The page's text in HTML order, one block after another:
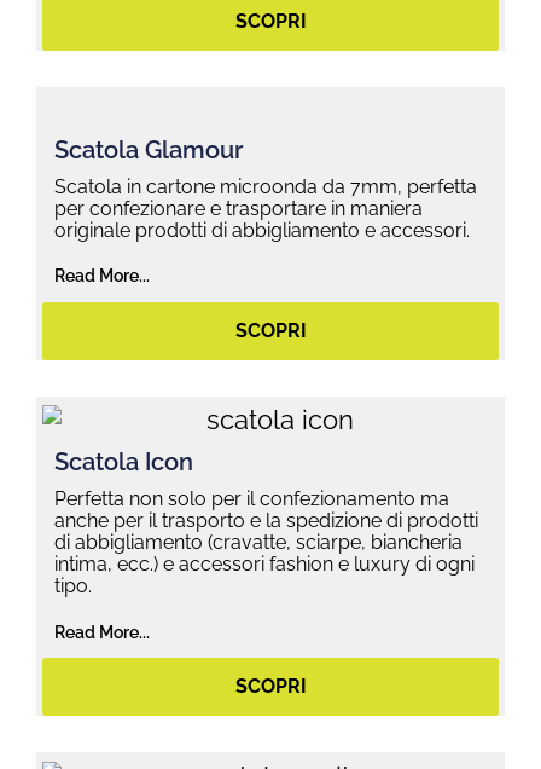
SCOPRI
Scatola Glamour
Scatola in cartone microonda da 7mm, perfetta
per confezionare e trasportare in maniera
originale prodotti di abbigliamento e accessori.
Read More...
SCOPRI
Scatola Icon
Perfetta non solo per il confezionamento ma
anche per il trasporto e la spedizione di prodotti
di abbigliamento (cravatte, sciarpe, biancheria
intima, ecc.) e accessori fashion e luxury di ogni
tipo.
Read More...
SCOPRI